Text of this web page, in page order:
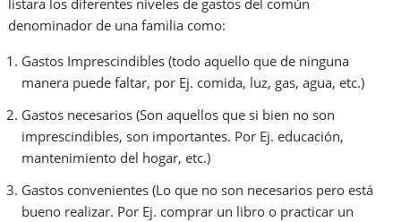
listara los diferentes niveles de gastos del común
denominador de una familia como:
Gastos Imprescindibles (todo aquello que de ninguna
manera puede faltar, por Ej. comida, luz, gas, agua, etc.)
Gastos necesarios (Son aquellos que si bien no son
imprescindibles, son importantes. Por Ej. educación,
mantenimiento del hogar, etc.)
Gastos convenientes (Lo que no son necesarios pero está
bueno realizar. Por Ej. comprar un libro o practicar un